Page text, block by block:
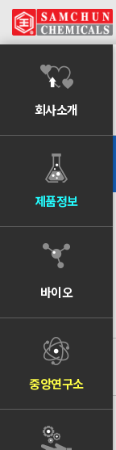
회사소개
제품정보
바이오
중앙연구소